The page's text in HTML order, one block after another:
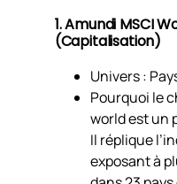
1. Amundi MSCI
(Capitalisation)
Univers :
Pourquoi le
world est un
Il réplique
exposant à